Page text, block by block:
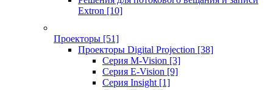
Extron [10]
Проекторы [51]
Проекторы Digital Projection [38]
Серия M-Vision [3]
Серия E-Vision [9]
Серия Insight [1]